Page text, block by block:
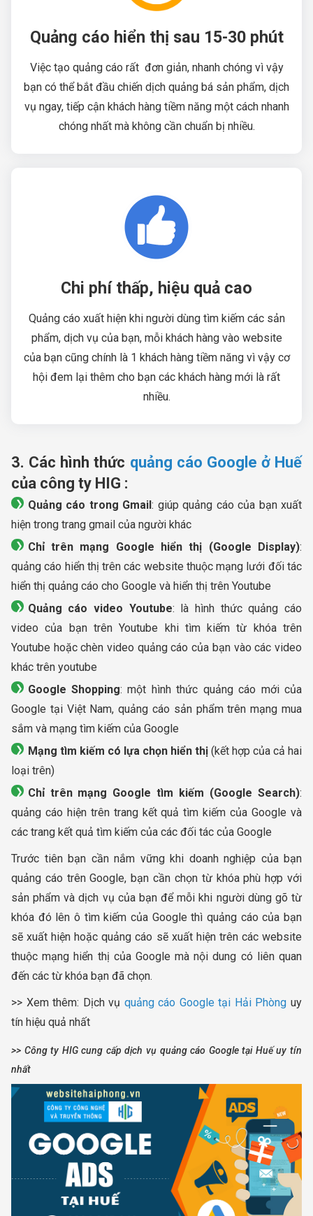
Quảng cáo hiển thị sau 15-30 phút
Việc tạo quảng cáo rất đơn giản, nhanh chóng vì vậy
bạn có thể bắt đầu chiến dịch quảng bá sản phẩm, dịch
vụ ngay, tiếp cận khách hàng tiềm năng một cách nhanh
chóng nhất mà không cần chuẩn bị nhiều.
Chi phí thấp, hiệu quả cao
Quảng cáo xuất hiện khi người dùng tìm kiếm các sản
phẩm, dịch vụ của bạn, mỗi khách hàng vào website
của bạn cũng chính là 1 khách hàng tiềm năng vì vậy cơ
hội đem lại thêm cho bạn các khách hàng mới là rất
nhiều.
3. Các hình thức quảng cáo Google ở Huế
của công ty HIG :
Quảng cáo trong Gmail: giúp quảng cáo của bạn xuất
hiện trong trang gmail của người khác
Chỉ trên mạng Google hiển thị (Google Display):
quảng cáo hiển thị trên các website thuộc mạng lưới đối tác
hiển thị quảng cáo cho Google và hiển thị trên Youtube
Quảng cáo video Youtube: là hình thức quảng cáo
video của bạn trên Youtube khi tìm kiếm từ khóa trên
Youtube hoặc chèn video quảng cáo của bạn vào các video
khác trên youtube
Google Shopping: một hình thức quảng cáo mới của
Google tại Việt Nam, quảng cáo sản phẩm trên mạng mua
sắm và mạng tìm kiếm của Google
Mạng tìm kiếm có lựa chọn hiển thị(kết hợp của cả hai
loại trên)
Chỉ trên mạng Google tìm kiếm (Google Search):
quảng cáo hiện trên trang kết quả tìm kiếm của Google và
các trang kết quả tìm kiếm của các đối tác của Google
Trước tiên bạn cần nắm vững khi doanh nghiệp của bạn
quảng cáo trên Google, bạn cần chọn từ khóa phù hợp với
sản phẩm và dịch vụ của bạn để mỗi khi người dùng gõ từ
khóa đó lên ô tìm kiếm của Google thì quảng cáo của bạn
sẽ xuất hiện hoặc quảng cáo sẽ xuất hiện trên các website
thuộc mạng hiển thị của Google mà nội dung có liên quan
đến các từ khóa bạn đã chọn.
>> Xem thêm: Dịch vụ quảng cáo Google tại Hải Phòng uy
tín hiệu quả nhất
>> Công ty HIG cung cấp dịch vụ quảng cáo Google tại Huế uy tín
nhất